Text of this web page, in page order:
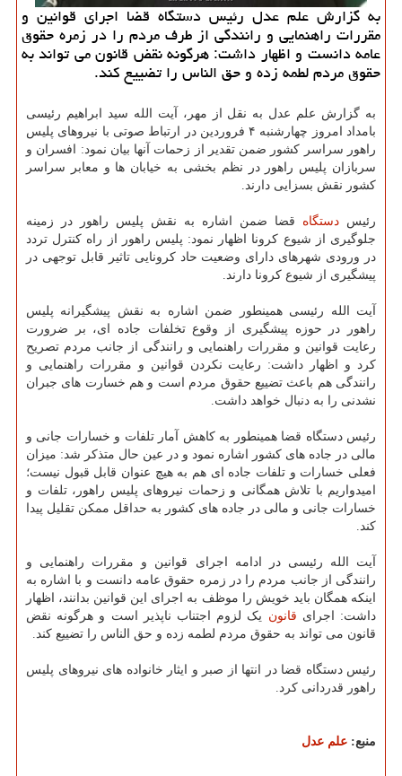
به گزارش علم عدل رئیس دستگاه قضا اجرای قوانین و
مقررات راهنمایی و رانندگی از طرف مردم را در زمره حقوق
عامه دانست و اظهار داشت: هرگونه نقض قانون می تواند به
حقوق مردم لطمه زده و حق الناس را تضییع کند.
به گزارش علم عدل به نقل از مهر، آیت الله سید ابراهیم رئیسی
بامداد امروز چهارشنبه ۴ فروردین در ارتباط صوتی با نیروهای پلیس
راهور سراسر کشور ضمن تقدیر از زحمات آنها بیان نمود: افسران و
سربازان پلیس راهور در نظم بخشی به خیابان ها و معابر سراسر
کشور نقش بسزایی دارند.
رئیس دستگاه قضا ضمن اشاره به نقش پلیس راهور در زمینه
جلوگیری از شیوع کرونا اظهار نمود: پلیس راهور از راه کنترل تردد
در ورودی شهرهای دارای وضعیت حاد کرونایی تاثیر قابل توجهی در
پیشگیری از شیوع کرونا دارند.
آیت الله رئیسی همینطور ضمن اشاره به نقش پیشگیرانه پلیس
راهور در حوزه پیشگیری از وقوع تخلفات جاده ای، بر ضرورت
رعایت قوانین و مقررات راهنمایی و رانندگی از جانب مردم تصریح
کرد و اظهار داشت: رعایت نکردن قوانین و مقررات راهنمایی و
رانندگی هم باعث تضییع حقوق مردم است و هم خسارت های جبران
نشدنی را به دنبال خواهد داشت.
رئیس دستگاه قضا همینطور به کاهش آمار تلفات و خسارات جانی و
مالی در جاده های کشور اشاره نمود و در عین حال متذکر شد: میزان
فعلی خسارات و تلفات جاده ای هم به هیچ عنوان قابل قبول نیست؛
امیدواریم با تلاش همگانی و زحمات نیروهای پلیس راهور، تلفات و
خسارات جانی و مالی در جاده های کشور به حداقل ممکن تقلیل پیدا
کند.
آیت الله رئیسی در ادامه اجرای قوانین و مقررات راهنمایی و
رانندگی از جانب مردم را در زمره حقوق عامه دانست و با اشاره به
اینکه همگان باید خویش را موظف به اجرای این قوانین بدانند، اظهار
داشت: اجرای قانون یک لزوم اجتناب ناپذیر است و هرگونه نقض
قانون می تواند به حقوق مردم لطمه زده و حق الناس را تضییع کند.
رئیس دستگاه قضا در انتها از صبر و ایثار خانواده های نیروهای پلیس
راهور قدردانی کرد.
منبع: علم عدل